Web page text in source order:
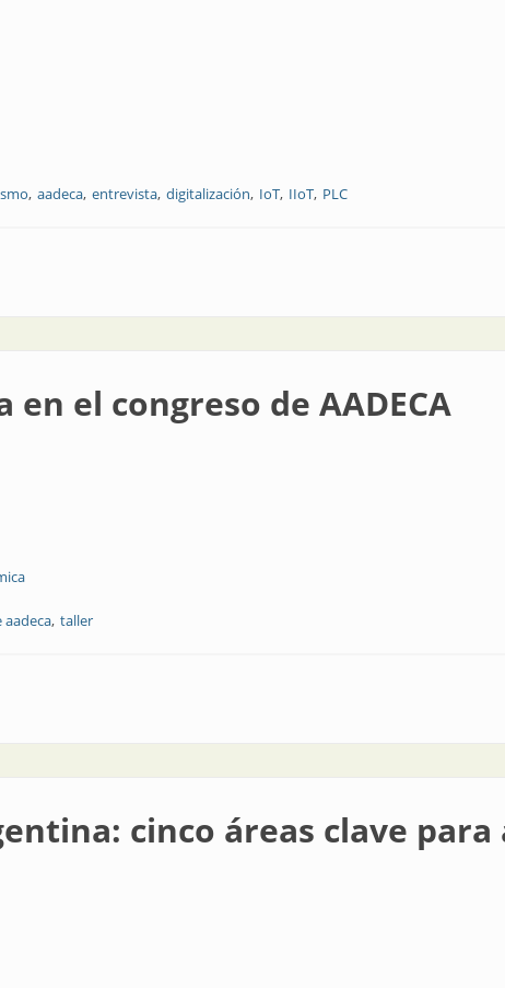
aadeca entrevista digitalización IoT IIoT PLC
palabras del presidente
el congreso de AADECA
aadeca taller
de AADECA
cinco áreas clave para